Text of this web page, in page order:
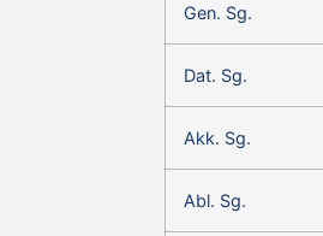
Gen. Sg.
Dat. Sg.
Akk. Sg.
Abl. Sg.